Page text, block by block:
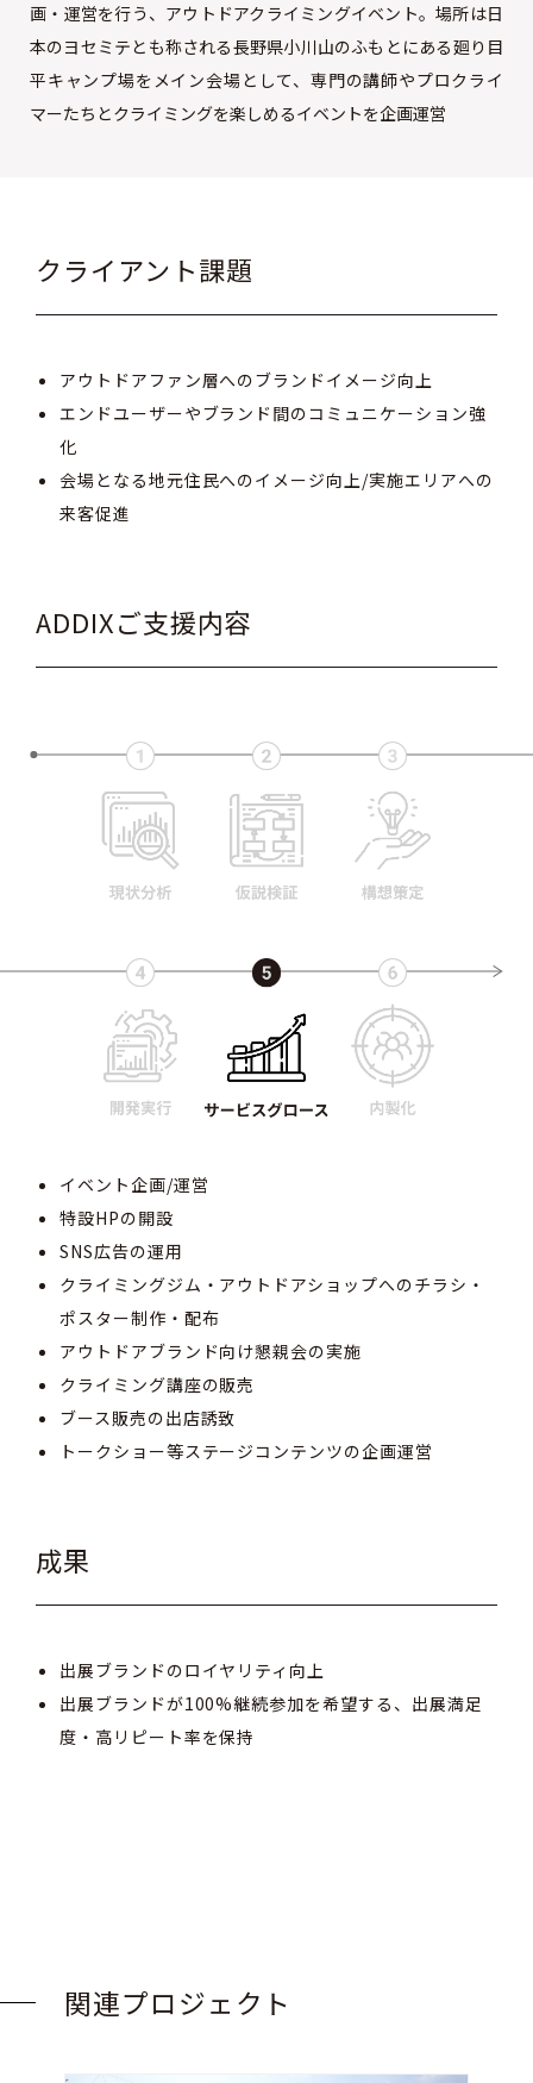
画・運営を行う、アウトドアクライミングイベント。場所は日
本のヨセミテとも称される長野県小川山のふもとにある廻り目
平キャンプ場をメイン会場として、専門の講師やプロクライ
マーたちとクライミングを楽しめるイベントを企画運営
クライアント課題
アウトドアファン層へのブランドイメージ向上
エンドユーザーやブランド間のコミュニケーション強
化
会場となる地元住民へのイメージ向上/実施エリアへの
来客促進
ADDIXご支援内容
イベント企画/運営
特設HPの開設
SNS広告の運用
クライミングジム・アウトドアショップへのチラシ・
ポスター制作・配布
アウトドアブランド向け懇親会の実施
クライミング講座の販売
ブース販売の出店誘致
トークショー等ステージコンテンツの企画運営
成果
出展ブランドのロイヤリティ向上
出展ブランドが100%継続参加を希望する、出展満足
度・高リピート率を保持
関連プロジェクト